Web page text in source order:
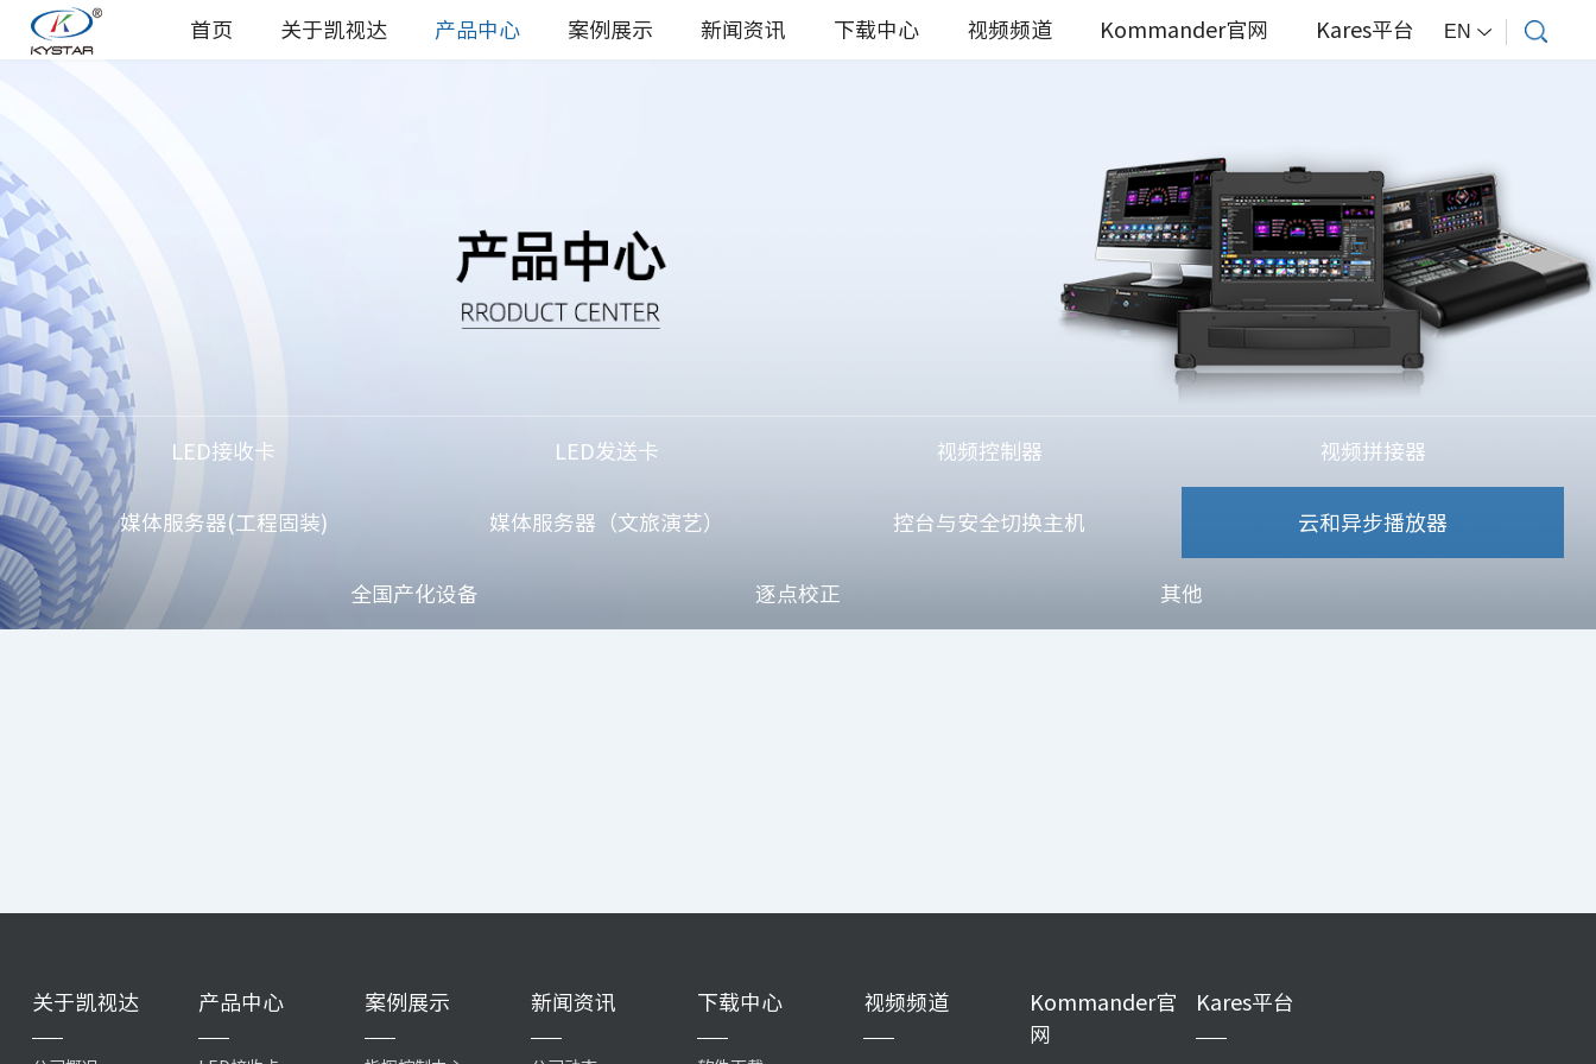
EN
首页 关于凯视达 产品中心 案例展示 新闻资讯 下载中心 视频频道 Kommander官网 Kares平台
LED接收卡 LED发送卡 视频控制器 视频拼接器
媒体服务器(工程固装) 媒体服务器（文旅演艺） 控台与安全切换主机 云和异步播放器
全国产化设备 逐点校正 其他
关于凯视达 产品中心 案例展示 新闻资讯 下载中心 视频频道
Kommander官
网
Kares平台